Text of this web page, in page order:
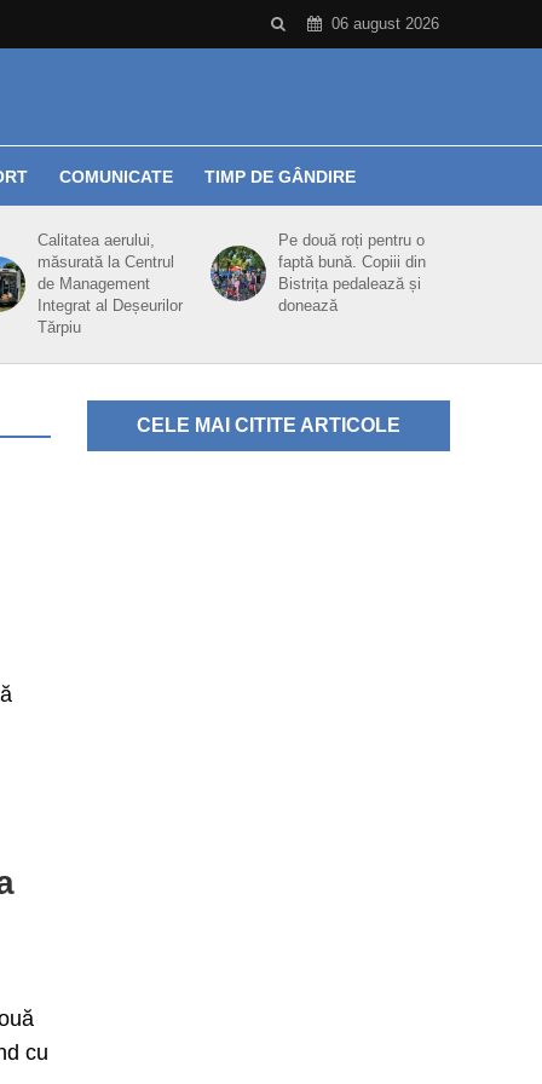
06 august 2026
COMUNICATE TIMP DE GÂNDIRE
Calitatea aerului,
măsurată la Centrul
de Management
Integrat al Deșeurilor
Tărpiu
Pe două roți pentru o
faptă bună. Copiii din
Bistrița pedalează și
donează
cu
CELE MAI CITITE ARTICOLE